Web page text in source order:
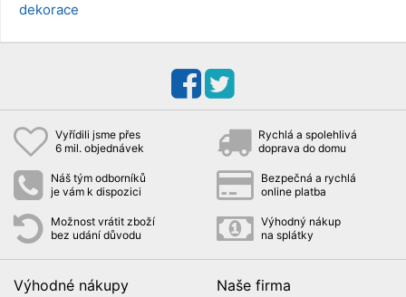
dekorace
Vyřídili jsme přes
6 mil. objednávek
Rychlá a spolehlivá
doprava do domu
Náš tým odborníků
je vám k dispozici
Bezpečná a rychlá
online platba
Možnost vrátit zboží
bez udání důvodu
Výhodný nákup
na splátky
Výhodné nákupy Naše firma